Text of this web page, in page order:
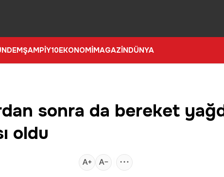
ŞAMPİY10EKONOMİMAGAZİNDÜNYA
sonra da bereket
oldu